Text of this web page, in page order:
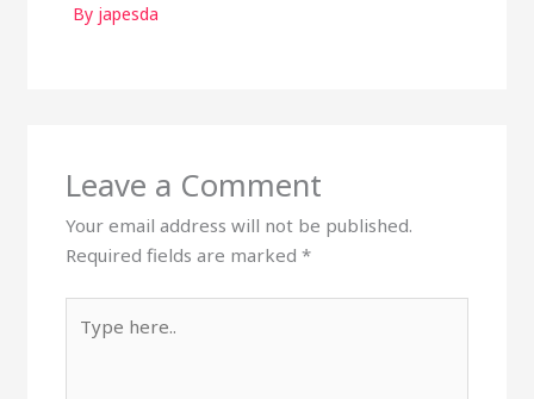
By japesda
Leave a Comment
Your email address will not be published.
Required fields are marked*
here..